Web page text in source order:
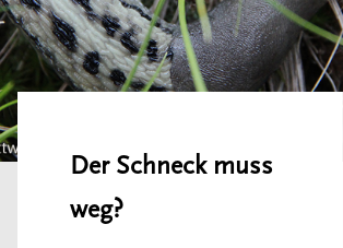
Der Schneck muss
weg?